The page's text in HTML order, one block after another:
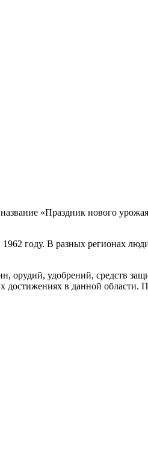
«Праздник нового
1962 году. В разных регионах
орудий, удобрений, средств
достижениях в данной области.